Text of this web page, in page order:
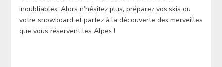
inoubliables. Alors n’hésitez plus, préparez vos skis ou
votre snowboard et partez à la découverte des merveilles
que vous réservent les Alpes !